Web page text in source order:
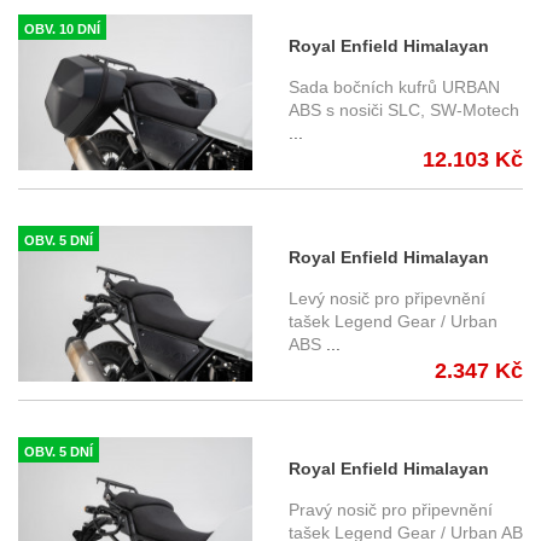
OBV. 10 DNÍ
Royal Enfield Himalayan
(18-) - sada nosičů a kufrů
URBAN ABS, SW-Motech
Sada bočních kufrů URBAN
ABS s nosiči SLC, SW-Motech
12.103 Kč
OBV. 5 DNÍ
Royal Enfield Himalayan
(18-) - levý boční nosič SLC,
SW-Motech
HTA.41.789.10000
Levý nosič pro připevnění
tašek Legend Gear / Urban
ABS
2.347 Kč
OBV. 5 DNÍ
Royal Enfield Himalayan
(18-) - pravý boční nosič
SLC, SW-Motech
Pravý nosič pro připevnění
tašek Legend Gear / Urban AB